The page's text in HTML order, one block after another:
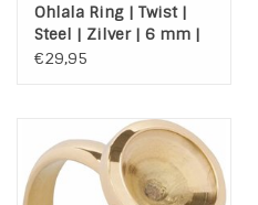
Ohlala Ring | Twist |
Steel | Zilver | 6 mm |
OHR51
€29,95